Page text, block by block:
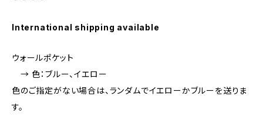
International shipping available
ウォールポケット
→ 色：ブルー、イエロー
色のご指定がない場合は、ランダムでイエローかブルーを送りま
す。